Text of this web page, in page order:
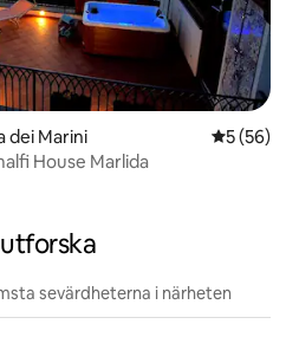
dei Marini 5 av 5 i
5 (56)
House Marlida
sevärdheterna i närheten